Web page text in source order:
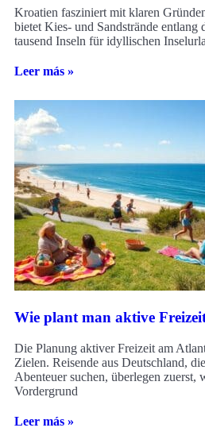
Kroatien fasziniert mit klaren
bietet Kies- und Sandstrände entlang
tausend Inseln für idyllischen
Leer más »
Wie plant man aktive
Die Planung aktiver Freizeit am
Zielen. Reisende aus Deutschland,
Abenteuer suchen, überlegen
Vordergrund
Leer más »